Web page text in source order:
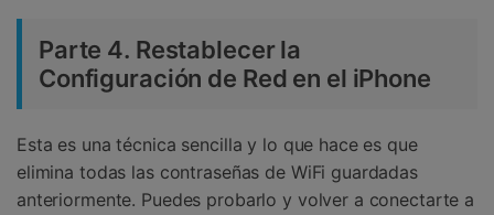
Parte 4. Restablecer la
Configuración de Red en el iPhone
Esta es una técnica sencilla y lo que hace es que
elimina todas las contraseñas de WiFi guardadas
anteriormente. Puedes probarlo y volver a conectarte a